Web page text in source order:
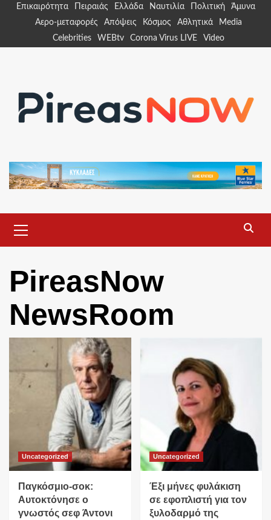
Επικαιρότητα Πειραιάς Ελλάδα Ναυτιλία Πολιτική
Άμυνα
Αερο-μεταφορές
Απόψεις Κόσμος Αθλητικά
Media
Celebrities
WEBtv Corona Virus LIVE Video
Menu
PireasNow
NewsRoom
Uncategorized
Παγκόσμιο-σοκ:
Αυτοκτόνησε ο
γνωστός σεφ Άντονι
Uncategorized
Έξι μήνες φυλάκιση
σε εφοπλιστή για τον
ξυλοδαρμό της